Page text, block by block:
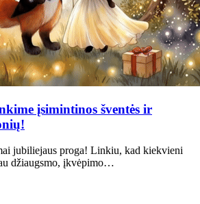
įsimintinos šventės ir
jubiliejaus proga! Linkiu, kad kiekvieni
džiaugsmo, įkvėpimo…